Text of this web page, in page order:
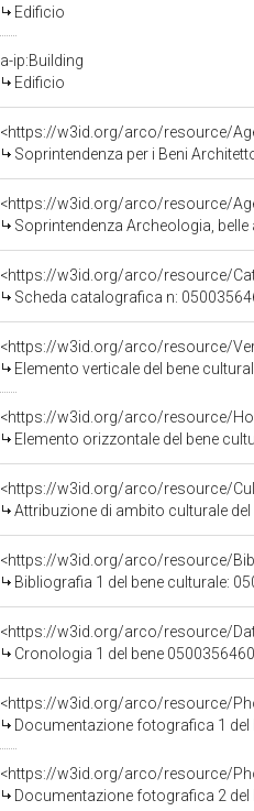
Edificio
a-ip:Building
Edificio
<https://w3id.org/arco/resource/
Soprintendenza per i Beni
<https://w3id.org/arco/resource/
Soprintendenza Archeologia,
<https://w3id.org/arco/resource/
Scheda catalografica n:
Elemento verticale del bene
Elemento orizzontale del bene
Attribuzione di ambito culturale
<https://w3id.org/arco/resource/
Bibliografia 1 del bene culturale:
<https://w3id.org/arco/resource/
Cronologia 1 del bene
Documentazione fotografica 1
Documentazione fotografica 2